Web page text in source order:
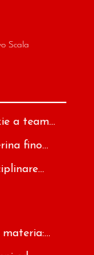
Scala
a team...
fino...